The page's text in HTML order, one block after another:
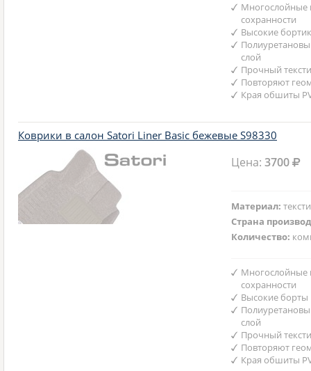
Многослойные
сохранности
Высокие
слой
Прочный
Повторяют
Края обшиты
Коврики в салон Satori Liner Basic бежевые S98330
Цена:3700
Материал:
Страна
Количество:
Многослойные
сохранности
Высокие борты
слой
Прочный
Повторяют
Края обшиты